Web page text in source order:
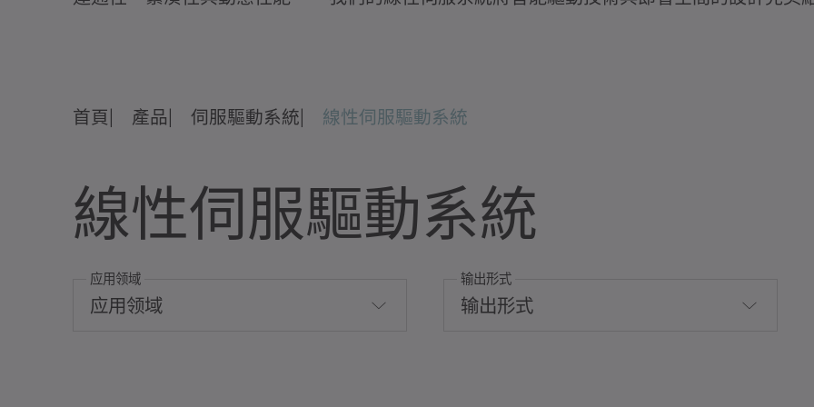
首頁 產品 伺服驅動系統 線性伺服驅動系統
線性伺服驅動系統
应用领域
应用领域
输出形式
输出形式